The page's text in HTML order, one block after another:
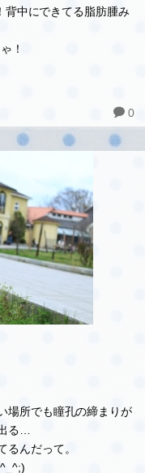
レヨレの3姉妹f^_^;)
の、まだまだ痩せなき
中にできてる脂肪腫み
！